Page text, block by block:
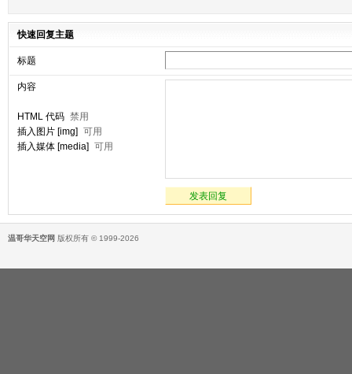
快速回复主题
标题
内容
HTML 代码 禁用
插入图片 [img] 可用
插入媒体 [media] 可用
发表回复
温哥华天空网 版权所有 © 1999-2026